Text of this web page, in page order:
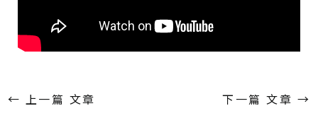
← 上一篇 文章 下一篇 文章 →